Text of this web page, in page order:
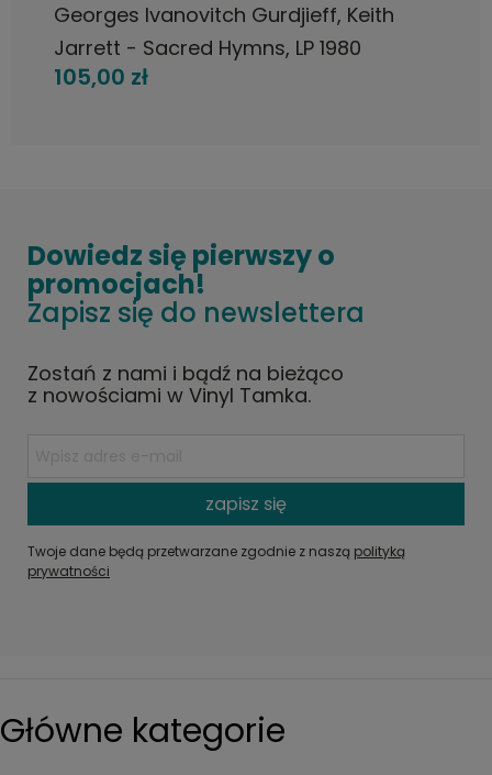
Georges Ivanovitch Gurdjieff, Keith
Jarrett - Sacred Hymns, LP 1980
Germany ECM
105,00 zł
Dowiedz się pierwszy o
promocjach!
Zapisz się do newslettera
Zostań z nami i bądź na bieżąco
z nowościami w Vinyl Tamka.
zapisz się
Twoje dane będą przetwarzane zgodnie z naszą polityką
prywatności
Główne kategorie